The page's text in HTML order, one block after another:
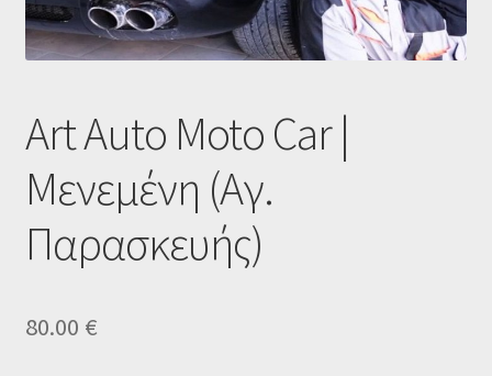
Κατάστημα
Ο λογαριασμός μου
Ταμείο
HOME
Art Auto Moto Car |
Μενεμένη (Αγ.
Παρασκευής)
80.00 €